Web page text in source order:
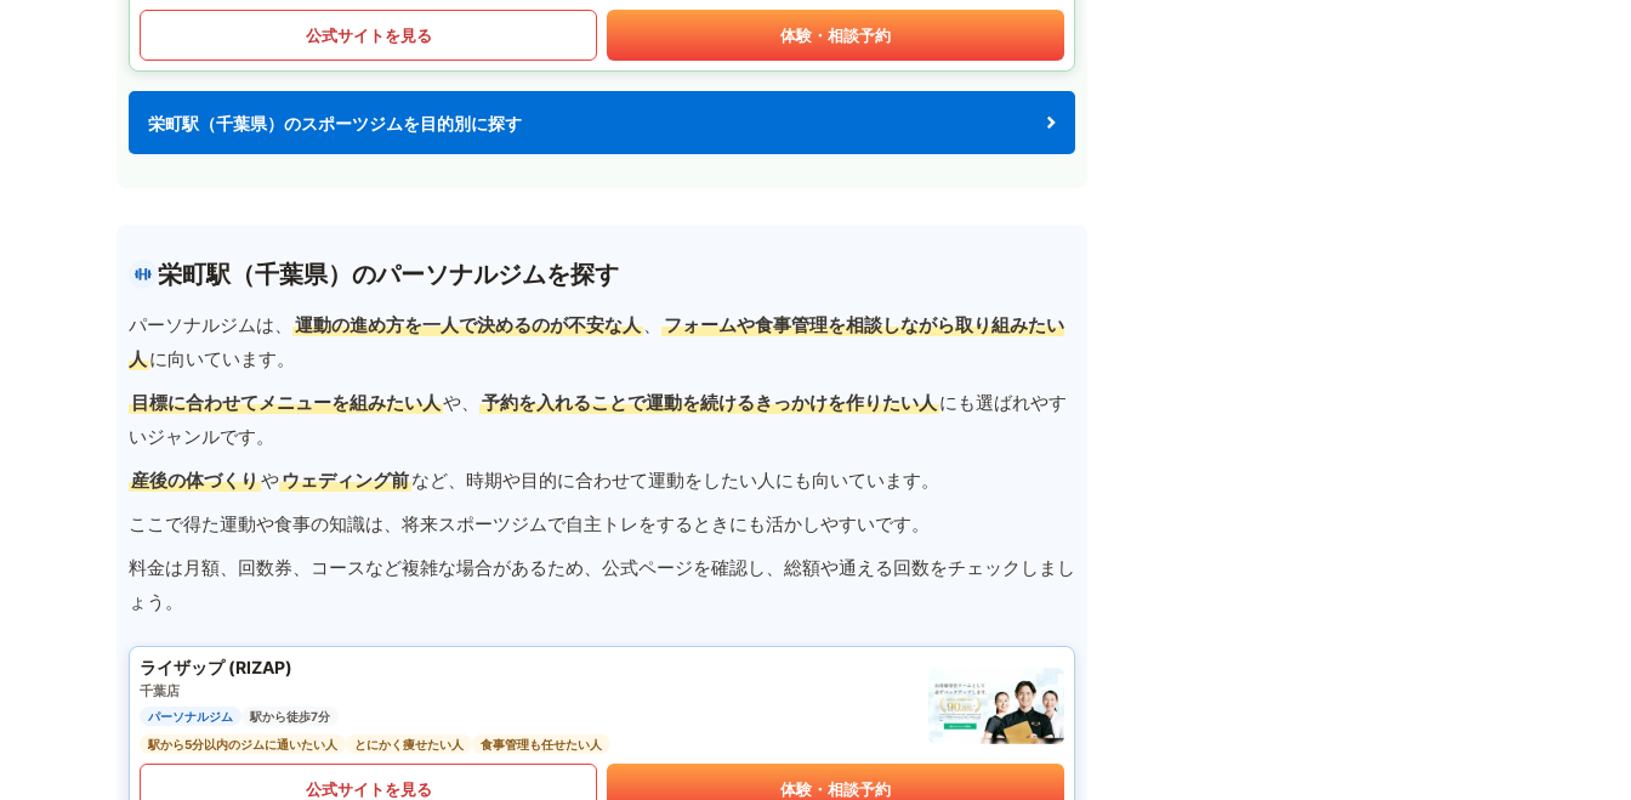
公式サイトを見る 体験・相談予約
栄町駅（千葉県）のスポーツジムを目的別に探す
栄町駅（千葉県）のパーソナルジムを探す
パーソナルジムは、 運動の進め方を一人で決めるのが不安な人 、
フォームや食事管理を相談しながら取り組みたい
人に向いています。
目標に合わせてメニューを組みたい人や、 予約を入れることで運動を続けるきっかけを作りたい人にも選ばれやす
いジャンルです。
産後の体づくりやウェディング前など、時期や目的に合わせて運動をしたい人にも向いています。
ここで得た運動や食事の知識は、将来スポーツジムで自主トレをするときにも活かしやすいです。
料金は月額、回数券、コースなど複雑な場合があるため、公式ページを確認し、総額や通える回数をチェックしまし
ょう。
ライザップ (RIZAP)
千葉店
パーソナルジム
駅から徒歩7分
駅から5分以内のジムに通いたい人
とにかく痩せたい人 食事管理も任せたい人
公式サイトを見る 体験・相談予約